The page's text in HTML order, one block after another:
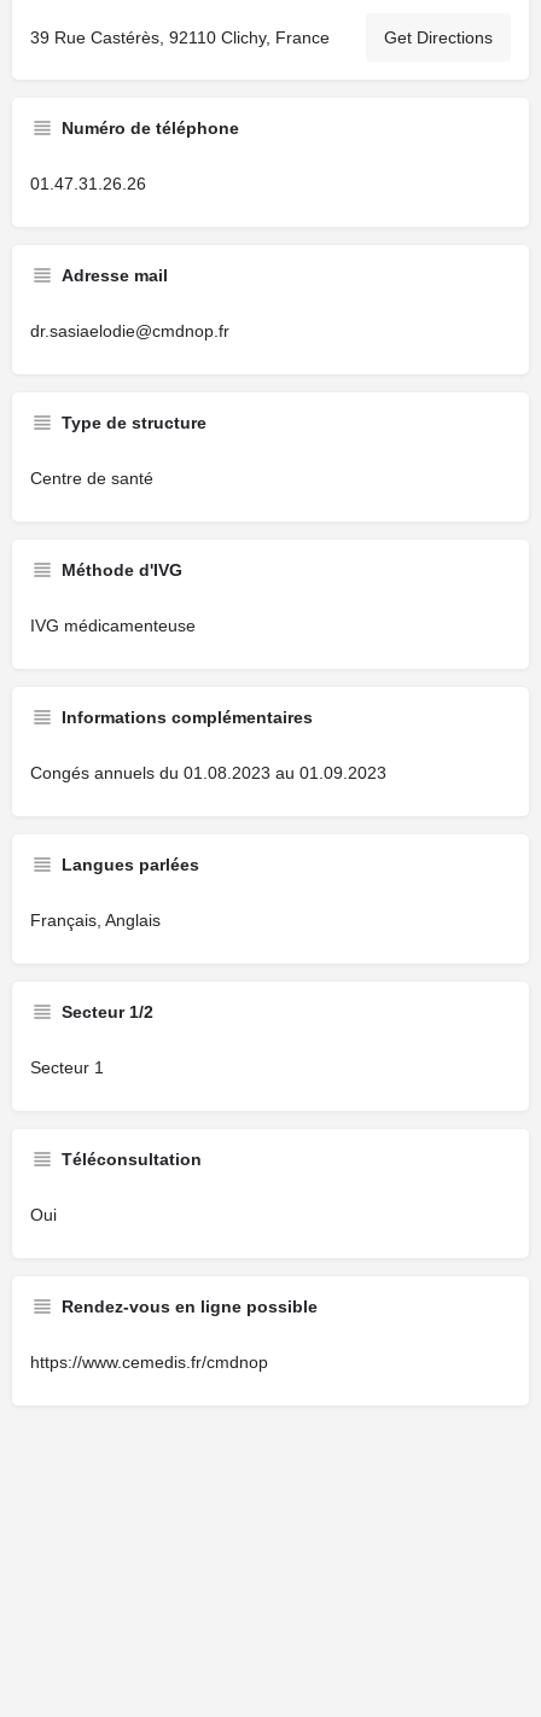
39 Rue Castérès, 92110 Clichy, France Get Directions
Numéro de téléphone
01.47.31.26.26
Adresse mail
dr.sasiaelodie@cmdnop.fr
Type de structure
Centre de santé
Méthode d'IVG
IVG médicamenteuse
Informations complémentaires
Congés annuels du 01.08.2023 au 01.09.2023
Langues parlées
Français, Anglais
Secteur 1/2
Secteur 1
Téléconsultation
Oui
Rendez-vous en ligne possible
https://www.cemedis.fr/cmdnop